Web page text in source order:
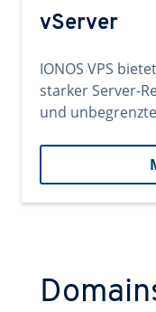
vServer
IONOS VPS
starker Server-
und